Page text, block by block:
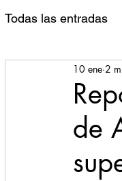
Todas las entradas
Santa Catarina
Espectaculos
de
10 ene 2